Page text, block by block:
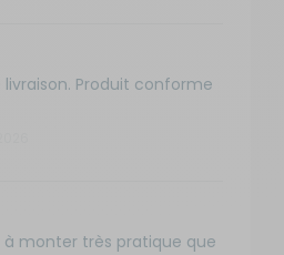
Produit conforme
monter très pratique que